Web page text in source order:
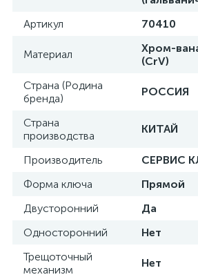
Артикул
70410
Материал
Хром-
(CrV)
Страна (Родина
бренда)
РОССИЯ
Страна
производства
КИТАЙ
Производитель
СЕРВИС
Форма ключа
Прямой
Двусторонний
Да
Односторонний
Нет
Трещоточный
механизм
Нет